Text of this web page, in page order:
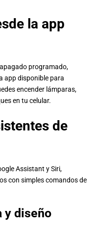
la app
programado,
app disponible para
encender lámparas,
en tu celular.
de
Assistant y Siri,
con simples comandos de
y diseño